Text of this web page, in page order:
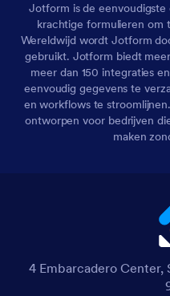
Jotform is de
krachtige formulieren om
Wereldwijd wordt Jotform
gebruikt. Jotform biedt
meer dan 150 integraties
eenvoudig gegevens te
en workflows te
ontworpen voor bedrijven
maken
4 Embarcadero Center,